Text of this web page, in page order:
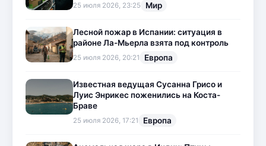
25 июля 2026, 23:25 Мир
Лесной пожар в Испании: ситуация в
районе Ла-Мьерла взята под контроль
25 июля 2026, 20:21 Европа
Известная ведущая Сусанна Грисо и
Луис Энрикес поженились на Коста-
Браве
25 июля 2026, 17:21 Европа